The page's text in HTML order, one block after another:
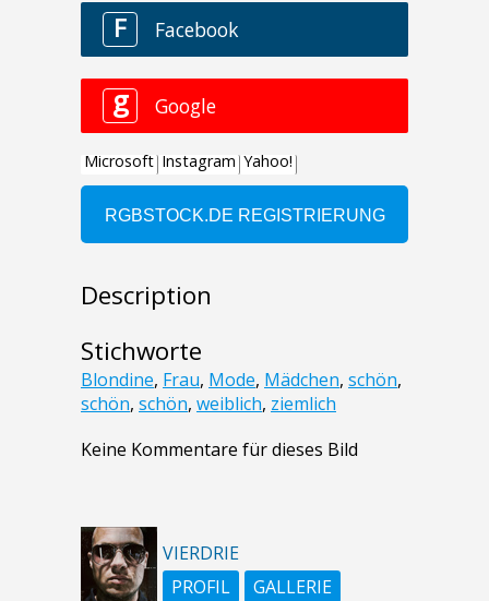
Description
Stichworte
Blondine, Frau, Mode, Mädchen, schön,
schön, schön, weiblich, ziemlich
Keine Kommentare für dieses Bild
VIERDRIE
PROFIL
GALLERIE